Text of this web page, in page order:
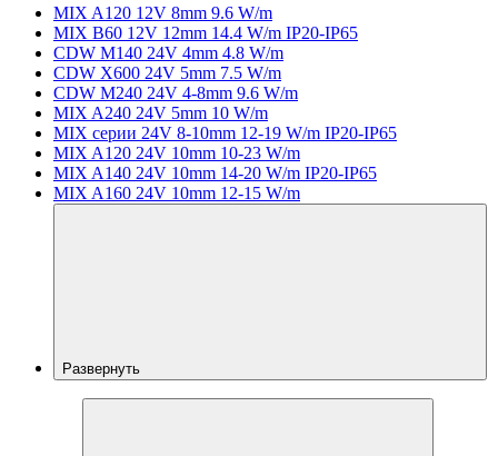
MIX A120 12V 8mm 9.6 W/m
MIX B60 12V 12mm 14.4 W/m IP20-IP65
CDW M140 24V 4mm 4.8 W/m
CDW X600 24V 5mm 7.5 W/m
CDW M240 24V 4-8mm 9.6 W/m
MIX A240 24V 5mm 10 W/m
MIX серии 24V 8-10mm 12-19 W/m IP20-IP65
MIX A120 24V 10mm 10-23 W/m
MIX A140 24V 10mm 14-20 W/m IP20-IP65
MIX A160 24V 10mm 12-15 W/m
Развернуть